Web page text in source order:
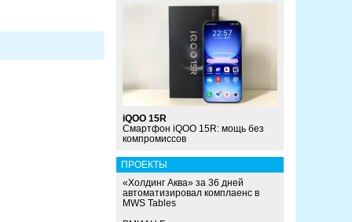
iQOO 15R
Смартфон iQOO 15R: мощь без
компромиссов
ПРОЕКТЫ
«Холдинг Аква» за 36 дней
автоматизировал комплаенс в
MWS Tables